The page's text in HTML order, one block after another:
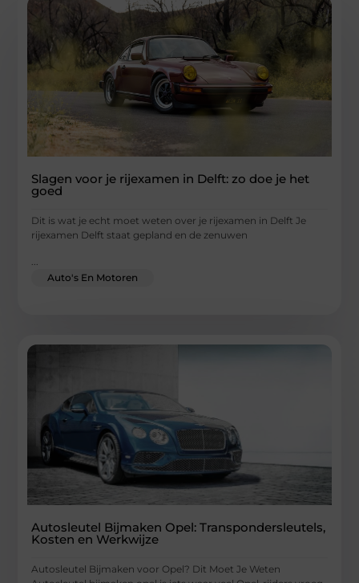
Slagen voor je rijexamen in Delft: zo doe je het
goed
Dit is wat je echt moet weten over je rijexamen in Delft Je
rijexamen Delft staat gepland en de zenuwen
Auto's En Motoren
Autosleutel Bijmaken Opel: Transpondersleutels,
Kosten en Werkwijze
Autosleutel Bijmaken voor Opel? Dit Moet Je Weten